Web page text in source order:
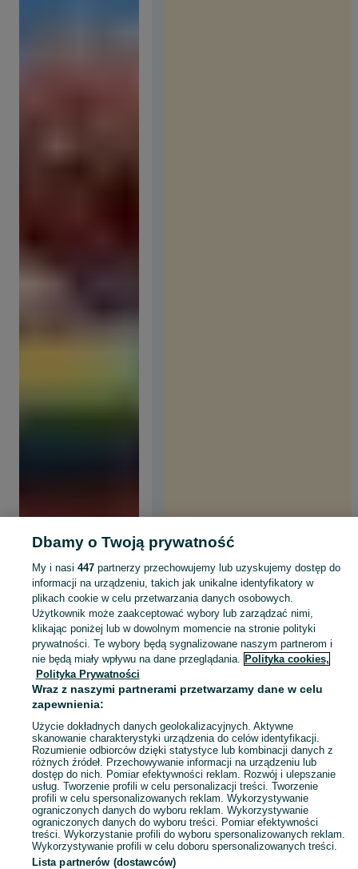
It seems like a dead
end
Refresh the page or go back to
the homepage
Dbamy o Twoją prywatność
My i nasi 447partnerzy przechowujemy lub uzyskujemy dostęp do
informacji na urządzeniu, takich jak unikalne identyfikatory w
plikach cookie w celu przetwarzania danych osobowych.
Użytkownik może zaakceptować wybory lub zarządzać nimi,
klikając poniżej lub w dowolnym momencie na stronie polityki
prywatności. Te wybory będą sygnalizowane naszym partnerom i
nie będą miały wpływu na dane przeglądania. Polityka cookies,
Polityka Prywatności
Wraz z naszymi partnerami przetwarzamy dane w celu
zapewnienia:
Użycie dokładnych danych geolokalizacyjnych. Aktywne
skanowanie charakterystyki urządzenia do celów identyfikacji.
Rozumienie odbiorców dzięki statystyce lub kombinacji danych z
różnych źródeł. Przechowywanie informacji na urządzeniu lub
dostęp do nich. Pomiar efektywności reklam. Rozwój i ulepszanie
usług. Tworzenie profili w celu personalizacji treści. Tworzenie
profili w celu spersonalizowanych reklam. Wykorzystywanie
ograniczonych danych do wyboru reklam. Wykorzystywanie
ograniczonych danych do wyboru treści. Pomiar efektywności
treści. Wykorzystanie profili do wyboru spersonalizowanych reklam.
Wykorzystywanie profili w celu doboru spersonalizowanych treści.
Lista partnerów (dostawców)